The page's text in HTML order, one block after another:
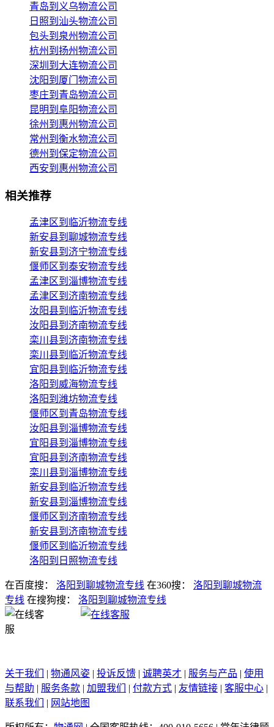
青岛到义乌物流公司
日照到汕头物流公司
包头到泉州物流公司
杭州到扬州物流公司
深圳到大连物流公司
沈阳到厦门物流公司
枣庄到青岛物流公司
昆明到阜阳物流公司
徐州到惠州物流公司
常州到衡水物流公司
德州到保定物流公司
西安到惠州物流公司
相关推荐
孟津区到临沂物流专线
新安县到聊城物流专线
新安县到济宁物流专线
偃师区到泰安物流专线
孟津区到淄博物流专线
孟津区到济南物流专线
汝阳县到临沂物流专线
汝阳县到济南物流专线
栾川县到济南物流专线
栾川县到临沂物流专线
宜阳县到临沂物流专线
洛阳到威海物流专线
洛阳到潍坊物流专线
偃师区到青岛物流专线
汝阳县到淄博物流专线
宜阳县到淄博物流专线
宜阳县到济南物流专线
栾川县到淄博物流专线
新安县到临沂物流专线
新安县到淄博物流专线
偃师区到济南物流专线
新安县到济南物流专线
偃师区到临沂物流专线
洛阳到日照物流专线
在百度搜： 洛阳到聊城物流专线 在360搜：
洛阳到聊城物流
专线 在搜狗搜： 洛阳到聊城物流专线
关于我们 | 物通风姿 | 投诉反馈 | 诚聘英才 | 服务与产品 | 使用
与帮助 | 服务条款 | 加盟我们 | 付款方式 | 友情链接 | 客服中心 |
联系我们
| 网站地图